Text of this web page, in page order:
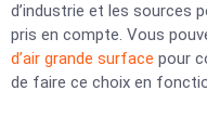
d’industrie et les sources
pris en compte. Vous
d’air grande surface pour
de faire ce choix en